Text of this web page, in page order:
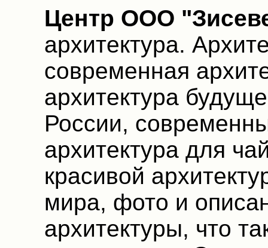
Центр ООО
архитектура.
современная
архитектура
России,
архитектура для
красивой
мира, фото и
архитектуры, что